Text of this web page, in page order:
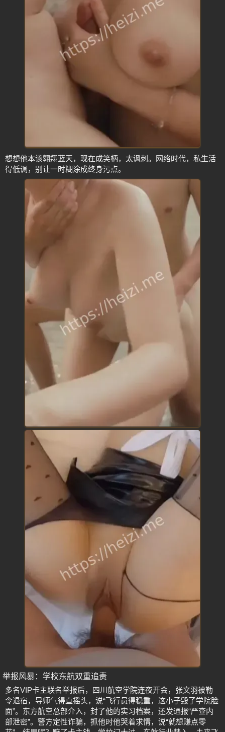
想想他本该翱翔蓝天，现在成笑柄，太讽刺。网络时代，私生活
得低调，别让一时糊涂成终身污点。
举报风暴：学校东航双重追责
多名VIP卡主联名举报后，四川航空学院连夜开会，张文羽被勒
令退宿，导师气得直摇头，说“飞行员得稳重，这小子毁了学院脸
面”。东方航空总部介入，封了他的实习档案，还发通报“严查内
部泄密”。警方定性诈骗，抓他时他哭着求情，说“就想赚点零